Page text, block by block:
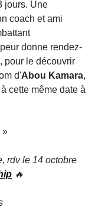
jours. Une
coach et ami
donne rendez-
pour le découvrir
d'Abou Kamara,
cette même date à
»
rdv le 14 octobre
🔥